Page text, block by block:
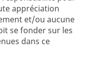
appréciation
et/ou aucune
se fonder sur les
dans ce